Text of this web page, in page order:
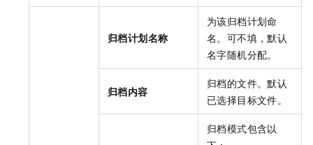
归档计划名称
为该归档计划命
名。可不填，默认
名字随机分配。
归档内容
归档的文件。默认
已选择目标文件。
归档模式包含以